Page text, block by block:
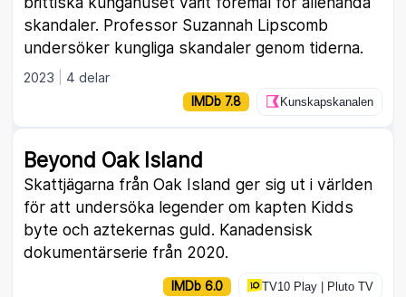
skandaler. Professor Suzannah Lipscomb
undersöker kungliga skandaler genom tiderna.
2023 4 delar
IMDb 7.8 Kunskapskanalen
Beyond Oak Island
Skattjägarna från Oak Island ger sig ut i världen
för att undersöka legender om kapten Kidds
byte och aztekernas guld. Kanadensisk
dokumentärserie från 2020.
IMDb 6.0 TV10 Play | Pluto TV